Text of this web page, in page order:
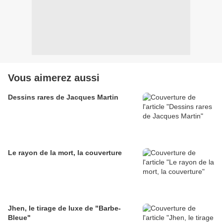
Vous aimerez aussi
Dessins rares de Jacques Martin
Le rayon de la mort, la couverture
Jhen, le tirage de luxe de "Barbe-
Bleue"